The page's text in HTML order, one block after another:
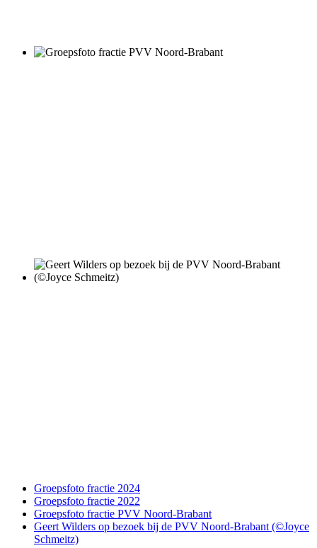
Groepsfoto fractie 2024
Groepsfoto fractie 2022
Groepsfoto fractie PVV Noord-Brabant
Geert Wilders op bezoek bij de PVV Noord-Brabant (©Joyce
Schmeitz)